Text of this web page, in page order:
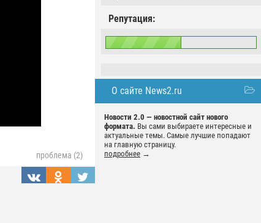
Репутация:
О сайте News2.ru
Новости 2.0 — новостной сайт нового
формата. Вы сами выбираете интересные и
актуальные темы. Самые лучшие попадают
на главную страницу.
подробнее →
проблема (2)